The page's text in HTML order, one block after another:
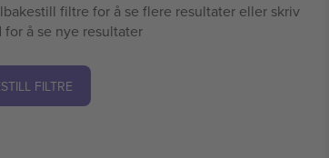
filtre for å se flere resultater eller skriv
å se nye resultater
FILTRE